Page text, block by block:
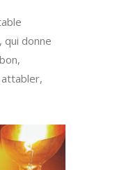
qui donne
attabler,